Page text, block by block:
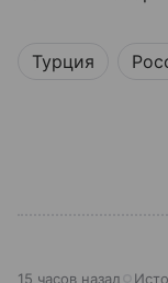
Турция
15 часов назад